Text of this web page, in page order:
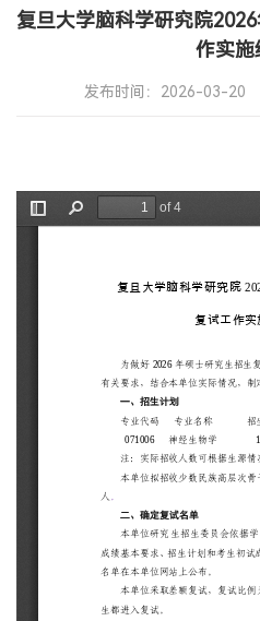
复旦大学脑科学研究院
作实施
发布时间：2026-03-20